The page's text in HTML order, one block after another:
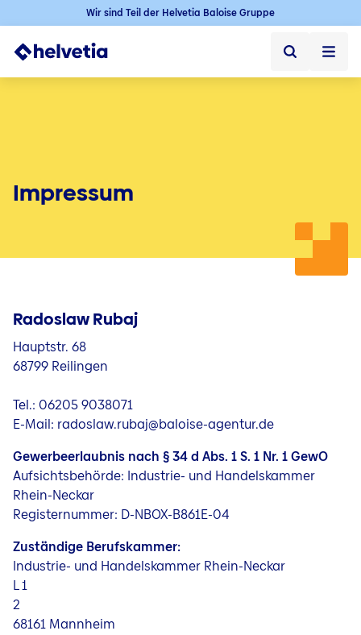
Wir sind Teil der Helvetia Baloise Gruppe
Über uns
Jobs
Impressum
Radoslaw Rubaj
Hauptstr. 68
68799 Reilingen
Tel.: 06205 9038071
E-Mail: radoslaw.rubaj@baloise-agentur.de
Gewerbeerlaubnis nach § 34 d Abs. 1 S. 1 Nr. 1 GewO
Aufsichtsbehörde: Industrie- und Handelskammer
Rhein-Neckar
Registernummer: D-NBOX-B861E-04
Zuständige Berufskammer:
Industrie- und Handelskammer Rhein-Neckar
L 1
2
68161 Mannheim